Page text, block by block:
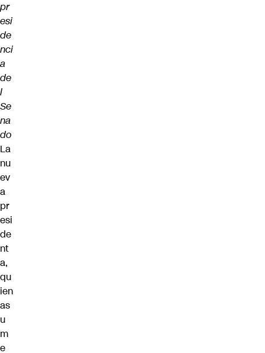
pr
esi
de
nci
a
de
l
Se
na
do
La
nu
ev
a
pr
esi
de
nt
a,
qu
ien
as
u
m
e